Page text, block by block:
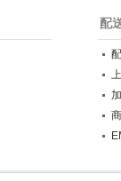
配